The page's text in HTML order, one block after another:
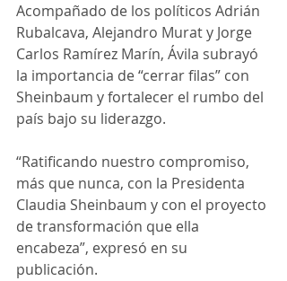
Acompañado de los políticos Adrián
Rubalcava, Alejandro Murat y Jorge
Carlos Ramírez Marín, Ávila subrayó
la importancia de “cerrar filas” con
Sheinbaum y fortalecer el rumbo del
país bajo su liderazgo.
“Ratificando nuestro compromiso,
más que nunca, con la Presidenta
Claudia Sheinbaum y con el proyecto
de transformación que ella
encabeza”, expresó en su
publicación.